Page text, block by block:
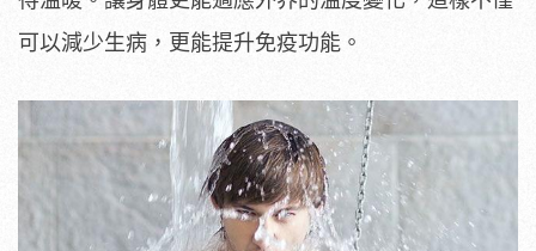
可以減少生病，更能提升免疫功能。